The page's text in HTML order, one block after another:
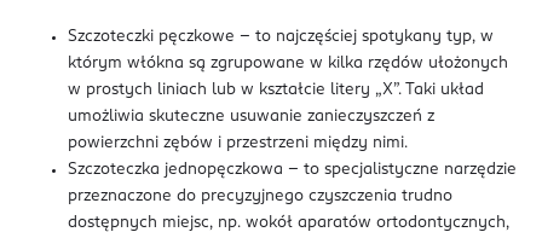
Szczoteczki pęczkowe – to najczęściej spotykany typ, w
którym włókna są zgrupowane w kilka rzędów ułożonych
w prostych liniach lub w kształcie litery „X”. Taki układ
umożliwia skuteczne usuwanie zanieczyszczeń z
powierzchni zębów i przestrzeni między nimi.
Szczoteczka jednopęczkowa – to specjalistyczne narzędzie
przeznaczone do precyzyjnego czyszczenia trudno
dostępnych miejsc, np. wokół aparatów ortodontycznych,